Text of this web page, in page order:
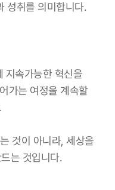
성취를 의미합니다.
지속가능한 혁신을
가는 여정을 계속할
것이 아니라, 세상을
는 것입니다.